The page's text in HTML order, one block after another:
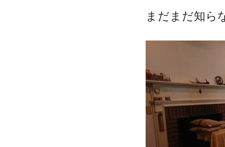
まだまだ知ら